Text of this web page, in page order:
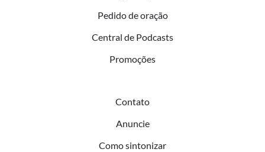
Pedido de oração
Central de Podcasts
Promoções
Contato
Anuncie
Como sintonizar